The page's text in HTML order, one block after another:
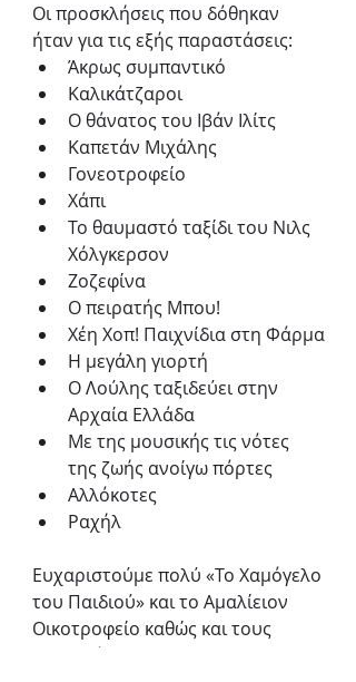
Οι προσκλήσεις που δόθηκαν
ήταν για τις εξής παραστάσεις:
Άκρως συμπαντικό
Καλικάτζαροι
Ο θάνατος του Ιβάν Ιλίτς
Καπετάν Μιχάλης
Γονεοτροφείο
Χάπι
Το θαυμαστό ταξίδι του Νιλς
Χόλγκερσον
Ζοζεφίνα
Ο πειρατής Μπου!
Χέη Χοπ! Παιχνίδια στη Φάρμα
Η μεγάλη γιορτή
Ο Λούλης ταξιδεύει στην
Αρχαία Ελλάδα
Με της μουσικής τις νότες
της ζωής ανοίγω πόρτες
Αλλόκοτες
Ραχήλ
Ευχαριστούμε πολύ «Το Χαμόγελο
του Παιδιού» και το Αμαλίειον
Οικοτροφείο καθώς και τους
συνεργάτες μας